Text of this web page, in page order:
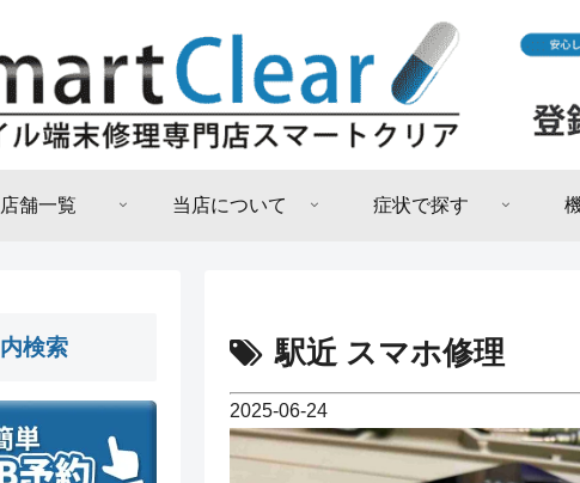
店舗一覧 当店について 症状で探す
駅近 スマホ修理
2025-06-24
検索